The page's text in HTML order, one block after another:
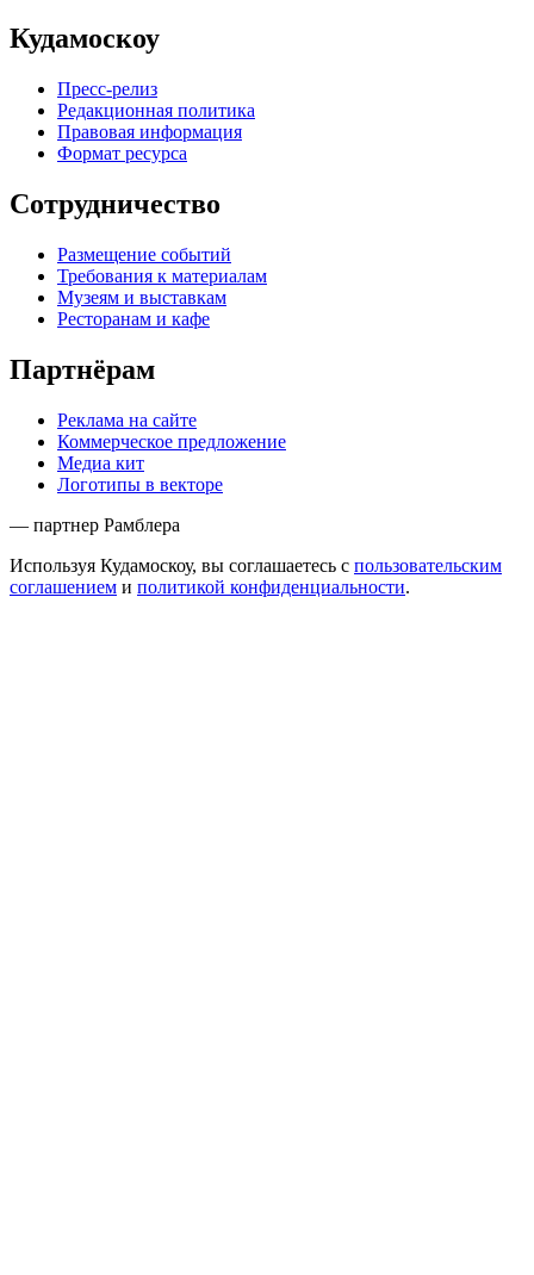
Кудамоскоу
Пресс-релиз
Редакционная политика
Правовая информация
Формат ресурса
Сотрудничество
Размещение событий
Требования к материалам
Музеям и выставкам
Ресторанам и кафе
Партнёрам
Реклама на сайте
Коммерческое предложение
Медиа кит
Логотипы в векторе
— партнер Рамблера
Используя Кудамоскоу, вы соглашаетесь с пользовательским
соглашением и политикой конфиденциальности.